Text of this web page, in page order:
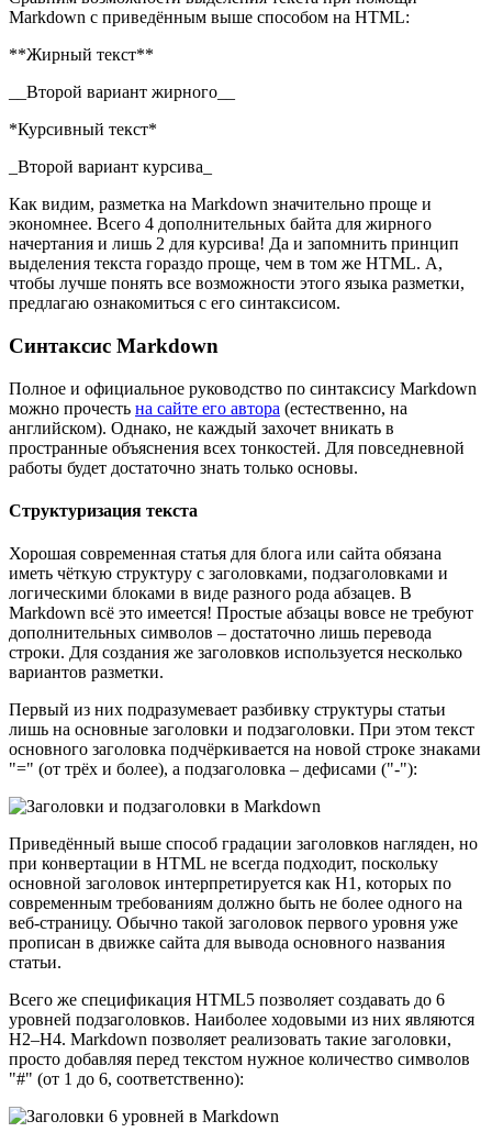
Markdown с приведённым выше способом на HTML:
**Жирный текст**
__Второй вариант жирного__
*Курсивный текст*
_Второй вариант курсива_
Как видим, разметка на Markdown значительно проще и
экономнее. Всего 4 дополнительных байта для жирного
начертания и лишь 2 для курсива! Да и запомнить принцип
выделения текста гораздо проще, чем в том же HTML. А,
чтобы лучше понять все возможности этого языка разметки,
предлагаю ознакомиться с его синтаксисом.
Синтаксис Markdown
Полное и официальное руководство по синтаксису Markdown
можно прочесть на сайте его автора (естественно, на
английском). Однако, не каждый захочет вникать в
пространные объяснения всех тонкостей. Для повседневной
работы будет достаточно знать только основы.
Структуризация текста
Хорошая современная статья для блога или сайта обязана
иметь чёткую структуру с заголовками, подзаголовками и
логическими блоками в виде разного рода абзацев. В
Markdown всё это имеется! Простые абзацы вовсе не требуют
дополнительных символов – достаточно лишь перевода
строки. Для создания же заголовков используется несколько
вариантов разметки.
Первый из них подразумевает разбивку структуры статьи
лишь на основные заголовки и подзаголовки. При этом текст
основного заголовка подчёркивается на новой строке знаками
"=" (от трёх и более), а подзаголовка – дефисами ("-"):
Приведённый выше способ градации заголовков нагляден, но
при конвертации в HTML не всегда подходит, поскольку
основной заголовок интерпретируется как H1, которых по
современным требованиям должно быть не более одного на
веб-страницу. Обычно такой заголовок первого уровня уже
прописан в движке сайта для вывода основного названия
статьи.
Всего же спецификация HTML5 позволяет создавать до 6
уровней подзаголовков. Наиболее ходовыми из них являются
H2–H4. Markdown позволяет реализовать такие заголовки,
просто добавляя перед текстом нужное количество символов
"#" (от 1 до 6, соответственно):